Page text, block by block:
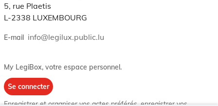
5, rue Plaetis
L-2338 LUXEMBOURG
E-mail info@legilux.public.lu
My LegiBox, votre espace personnel.
Se connecter
Enregistrer et organiser vos actes préférés, enregistrer vos